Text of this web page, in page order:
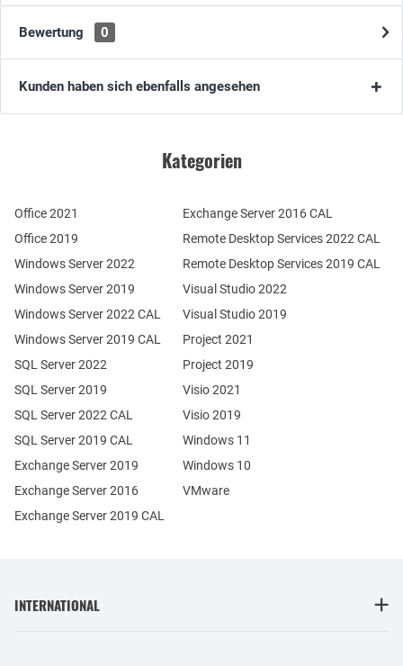
Bewertung 0
Kunden haben sich ebenfalls angesehen
Kategorien
Office 2021
Office 2019
Windows Server 2022
Windows Server 2019
Exchange Server 2019
Exchange Server 2016
SQL Server 2022
SQL Server 2019
Windows Server 2022 CAL
Windows Server 2019 CAL
SQL Server 2022 CAL
SQL Server 2019 CAL
Remote Desktop Services 2022 CAL
Remote Desktop Services 2019 CAL
Exchange Server 2019 CAL
Exchange Server 2016 CAL
Visual Studio 2022
Visual Studio 2019
Project 2021
Project 2019
Visio 2021
Visio 2019
Windows 11
Windows 10
VMware
INTERNATIONAL